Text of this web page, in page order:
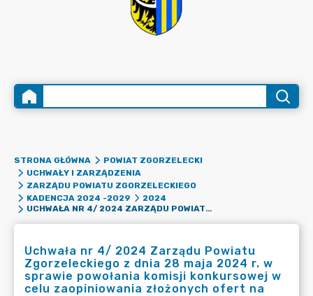
STRONA GŁÓWNA
POWIAT ZGORZELECKI
UCHWAŁY I ZARZĄDZENIA
ZARZĄDU POWIATU ZGORZELECKIEGO
KADENCJA 2024 -2029
2024
UCHWAŁA NR 4/ 2024 ZARZĄDU POWIATU ZGORZELECKIEGO Z DNIA 28 MAJA 2024 R. W SPRAWIE POWOŁANIA KOMISJI KONKURSOWEJ W CELU ZAOPINIOWANIA ZŁOŻONYCH OFERT NA POWIERZENIE REALIZACJI ZADANIA Z ZAKRESU REHABILITACJI SPOŁECZNEJ DLA NIEPEŁNOSPRAWNYCH MIESZKAŃCÓW POWIATU ZGORZELECKIEGO ZLECANYCH FUNDACJOM I ORGANIZACJOM POZARZĄDOWYM ZE ŚRODKÓW PAŃSTWOWEGO FUNDUSZU REHABILITACJI OSÓB NIEPEŁNOSPRAWNYCH W 2024 R.
Uchwała nr 4/ 2024 Zarządu Powiatu
Zgorzeleckiego z dnia 28 maja 2024 r. w
sprawie powołania komisji konkursowej w
celu zaopiniowania złożonych ofert na